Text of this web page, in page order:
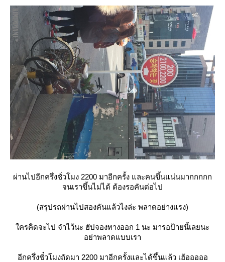
ผ่านไปอีกครึ่งชั่วโมง 2200 มาอีกครั้ง และคนขึ้นแน่นมากกกกก
จนเราขึ้นไม่ได้ ต้องรอคันต่อไป
(สรุปรถผ่านไปสองคันแล้วไงล่ะ พลาดอย่างแรง)
ครคิดจะไป จำไว้นะ ฮัปจองทางออก 1 นะ มารอป้ายนี้เลยนะ
อย่าพลาดแบบเรา
อีกครึ่งชั๋วโมงถัดมา 2200 มาอีกครั้งและได้ขึ้นแล้ว เฮ้อออออ